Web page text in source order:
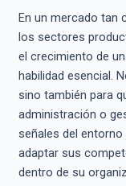
En un mercado tan
los sectores
el crecimiento de
habilidad esencial.
sino también para
administración o
señales del
adaptar sus
dentro de su